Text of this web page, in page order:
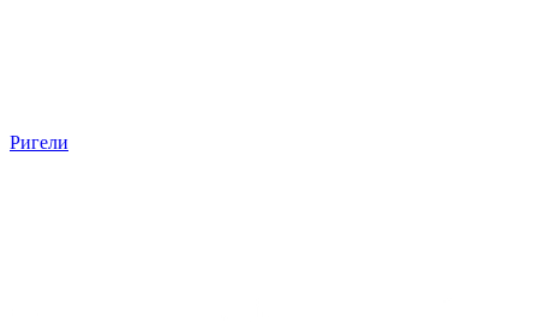
Ригели